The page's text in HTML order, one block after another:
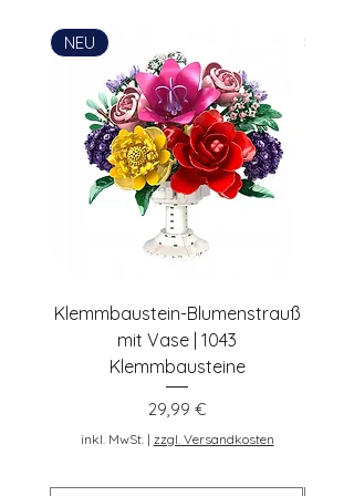
Postadresse: Lentruper Ring 19, DE-
48231 Warendorf, Deutschland,
pennybricks.de -
shop@pennybricks.de
NEU
Klemmbaustein-Blumenstrauß
mit Vase | 1043
Klemmbausteine
Preis
29,99 €
inkl. MwSt.| zzgl. Versandkosten